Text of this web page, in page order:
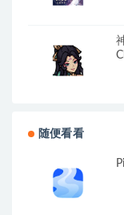
随便看看